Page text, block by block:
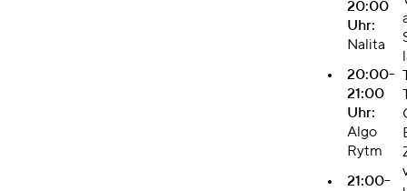
20:00
Uhr:
Nalita
20:00-
21:00
Uhr:
Algo
Rytm
21:00-